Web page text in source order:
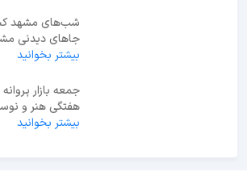
جاهای دیدنی
بیشتر بخوانید
جمعه بازار پروانه
هفتگی هنر و
بیشتر بخوانید